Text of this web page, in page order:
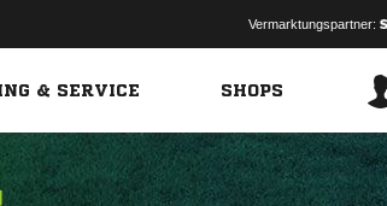
Vermarktungspartner:
& SERVICE SHOPS